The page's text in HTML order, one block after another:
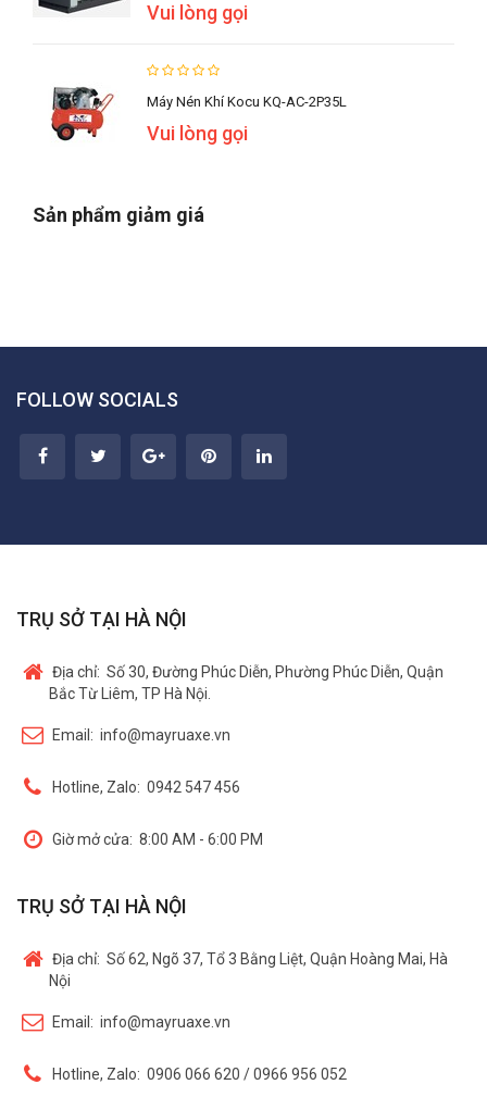
Vui lòng gọi
Máy Nén Khí Kocu KQ-AC-2P35L
Vui lòng gọi
Sản phẩm giảm giá
FOLLOW SOCIALS
TRỤ SỞ TẠI HÀ NỘI
Địa chỉ: Số 30, Đường Phúc Diễn, Phường Phúc Diễn, Quận
Bắc Từ Liêm, TP Hà Nội.
Email: info@mayruaxe.vn
Hotline, Zalo: 0942 547 456
Giờ mở cửa: 8:00 AM - 6:00 PM
TRỤ SỞ TẠI HÀ NỘI
Địa chỉ: Số 62, Ngõ 37, Tổ 3 Bằng Liệt, Quận Hoàng Mai, Hà
Nội
Email: info@mayruaxe.vn
Hotline, Zalo: 0906 066 620 / 0966 956 052